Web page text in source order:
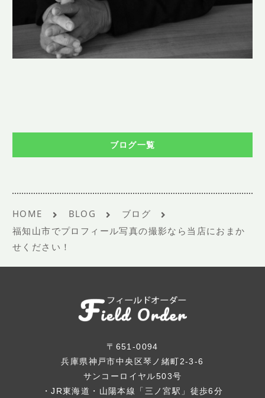
ブログ一覧
HOME BLOG
ブログ
福知山市でプロフィール写真の撮影なら当店におまか
せください！
〒651-0094
兵庫県神戸市中央区琴ノ緒町2-3-6
サンコーロイヤル503号
・JR東海道・山陽本線「三ノ宮駅」徒歩6分